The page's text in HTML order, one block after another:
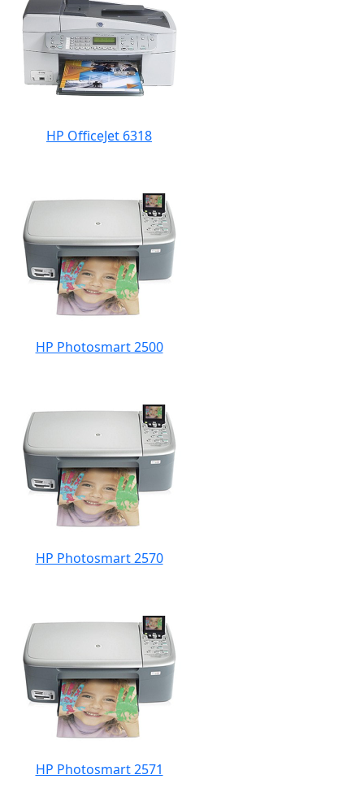
HP OfficeJet 6318
HP Photosmart 2500
HP Photosmart 2570
HP Photosmart 2571